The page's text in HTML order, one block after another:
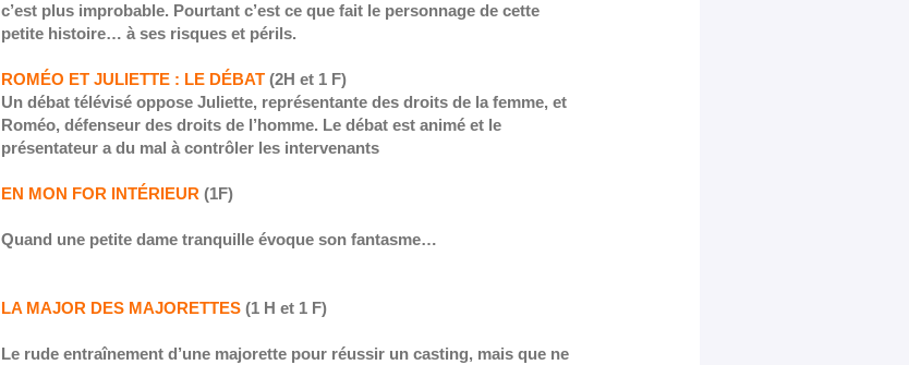
c’est plus improbable. Pourtant c’est ce que fait le personnage de cette
petite histoire… à ses risques et périls.
ROMÉO ET JULIETTE : LE DÉBAT(2H et 1 F)
Un débat télévisé oppose Juliette, représentante des droits de la femme, et
Roméo, défenseur des droits de l’homme. Le débat est animé et le
présentateur a du mal à contrôler les intervenants
EN MON FOR INTÉRIEUR (1F)
Quand une petite dame tranquille évoque son fantasme…
LA MAJOR DES MAJORETTES(1 H et 1 F)
Le rude entraînement d’une majorette pour réussir un casting, mais que ne